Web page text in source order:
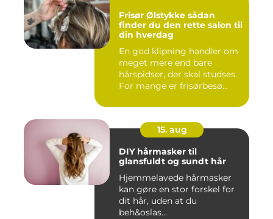
Frisør Ølstykke sådan
finder du den rette salon til
din hverdag
En god klipning handler om
meget mere end bare
hårspidser, der skal studses.
For mange er frisørbesø...
15. aug
DIY hårmasker til
glansfuldt og sundt hår
Hjemmelavede hårmasker
kan gøre en stor forskel for
dit hår, uden at du
beh&oslas...